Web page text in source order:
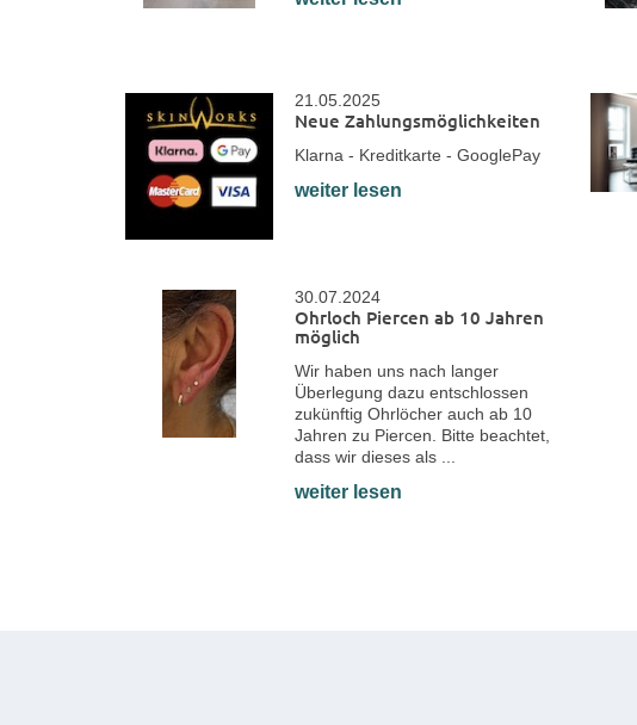
21.05.2025
Neue Zahlungsmöglichkeiten
Klarna - Kreditkarte - GooglePay
weiter lesen
30.07.2024
Ohrloch Piercen ab 10 Jahren
möglich
Wir haben uns nach langer
Überlegung dazu entschlossen
zukünftig Ohrlöcher auch ab 10
Jahren zu Piercen. Bitte beachtet,
dass wir dieses als ...
weiter lesen